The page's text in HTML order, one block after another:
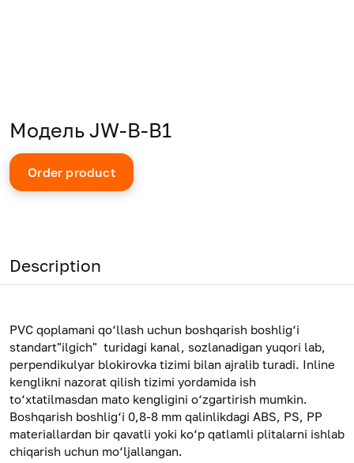
Модель JW-B-B1
Order product
Description
PVC qoplamani qo‘llash uchun boshqarish boshlig‘i
standart"ilgich" turidagi kanal, sozlanadigan yuqori lab,
perpendikulyar blokirovka tizimi bilan ajralib turadi. Inline
kenglikni nazorat qilish tizimi yordamida ish
to‘xtatilmasdan mato kengligini o‘zgartirish mumkin.
Boshqarish boshlig‘i 0,8-8 mm qalinlikdagi ABS, PS, PP
materiallardan bir qavatli yoki ko‘p qatlamli plitalarni ishlab
chiqarish uchun mo‘ljallangan.